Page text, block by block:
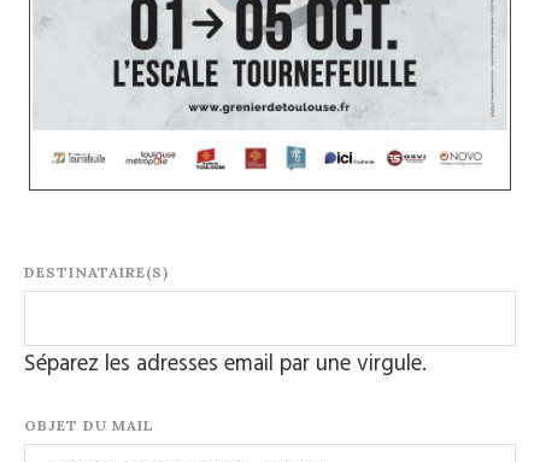
DESTINATAIRE(S)
Séparez les adresses email par une virgule.
OBJET DU MAIL